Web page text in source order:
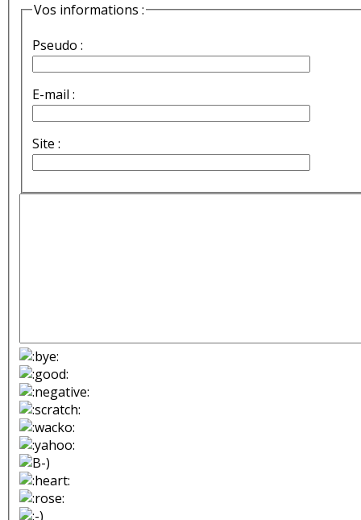
Vos informations :
Pseudo :
E-mail :
Site :